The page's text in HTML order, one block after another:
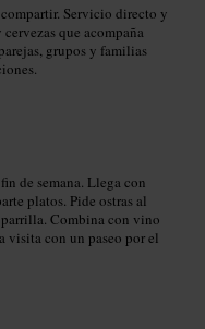
Servicio directo y
que acompaña
grupos y familias
de semana. Llega con
platos. Pide ostras al
Combina con vino
visita con un paseo por el